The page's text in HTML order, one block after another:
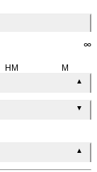
∞
HM M
▲
▼
▲